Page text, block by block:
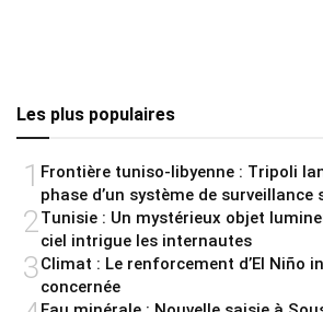
Les plus populaires
1 Frontière tuniso-libyenne : Tripoli
phase d’un système de surveillance
2Tunisie : Un mystérieux objet
ciel intrigue les internautes
3Climat : Le renforcement d’El Niño
concernée